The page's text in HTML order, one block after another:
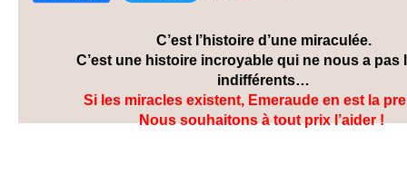
C’est l’histoire d’une miraculée.
C’est une histoire incroyable qui ne nous a pas
indifférents…
Si les miracles existent, Emeraude en est la
Nous souhaitons à tout prix l’aider !